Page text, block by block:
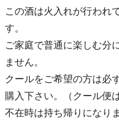
この酒は火入れが行われ
す。
ご家庭で普通に楽しむ分
ません。
クールをご希望の方は必
購入下さい。（クール便
不在時は持ち帰りになり